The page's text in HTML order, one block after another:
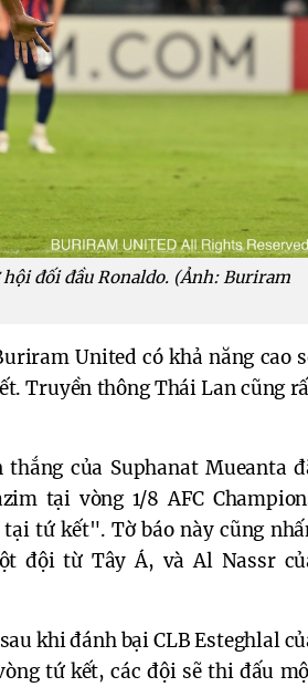
đối đầu Ronaldo. (Ảnh: Buriram
United có khả năng cao
Truyền thông Thái Lan cũng
của Suphanat Mueanta
tại vòng 1/8 AFC
tứ kết". Tờ báo này cũng
đội từ Tây Á, và Al Nassr
khi đánh bại CLB Esteghlal
tứ kết, các đội sẽ thi đấu